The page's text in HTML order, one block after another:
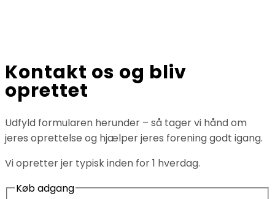
Kontakt os og bliv
oprettet
Udfyld formularen herunder – så tager vi hånd om
jeres oprettelse og hjælper jeres forening godt igang.
Vi opretter jer typisk inden for 1 hverdag.
Køb adgang